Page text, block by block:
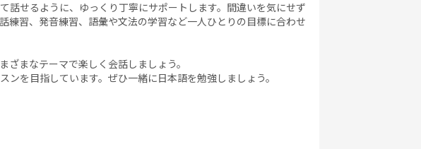
話せるように、ゆっくり丁寧にサポートします。間違いを気にせず
練習、発音練習、語彙や文法の学習など一人ひとりの目標に合わせ
まなテーマで楽しく会話しましょう。
ンを目指しています。ぜひ一緒に日本語を勉強しましょう。